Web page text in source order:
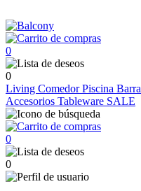
0
0
Living ComedorPiscina Barra
Accesorios Tableware SALE
0
0